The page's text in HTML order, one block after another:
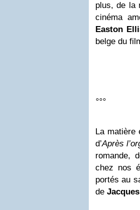
plus, de la
cinéma
Easton
belge du
°°°
La
d’Après
romande,
chez nos
portés au
de